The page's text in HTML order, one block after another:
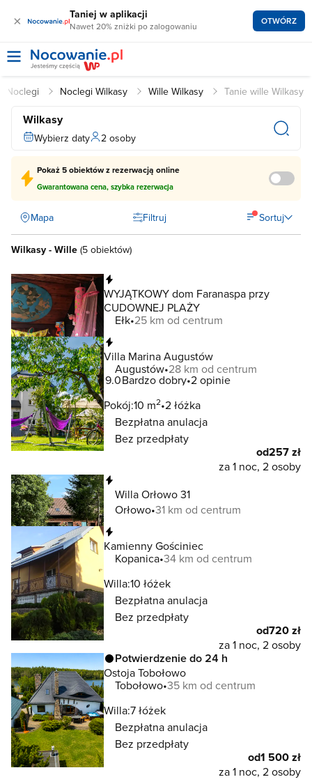
× Taniej w aplikacji
Nawet 20% zniżki po zalogowaniu OTWÓRZ
Noclegi Noclegi Wilkasy Wille Wilkasy Tanie wille Wilkasy
Wilkasy
Wybierz daty 2 osoby
Pokaż5 obiektówz rezerwacją online
Gwarantowana cena, szybka rezerwacja
Mapa Filtruj Sortuj
Wilkasy - Wille (5 obiektów)
WYJĄTKOWY dom Faranaspa przy
CUDOWNEJ PLAŻY
Ełk 25 km od centrum
Villa Marina Augustów
Augustów 28 km od centrum
9.0Bardzo dobry 2 opinie
Pokój:10 m2 2 łóżka
Bezpłatna anulacja
Bez przedpłaty
od257 zł
za 1 noc, 2 osoby
Willa Orłowo 31
Orłowo 31 km od centrum
Kamienny Gościniec
Kopanica 34 km od centrum
Willa:10 łóżek
Bezpłatna anulacja
Bez przedpłaty
od720 zł
za 1 noc, 2 osoby
Potwierdzenie do 24 h
Ostoja Tobołowo
Tobołowo 35 km od centrum
Willa:7 łóżek
Bezpłatna anulacja
Bez przedpłaty
od1 500 zł
za 1 noc, 2 osoby